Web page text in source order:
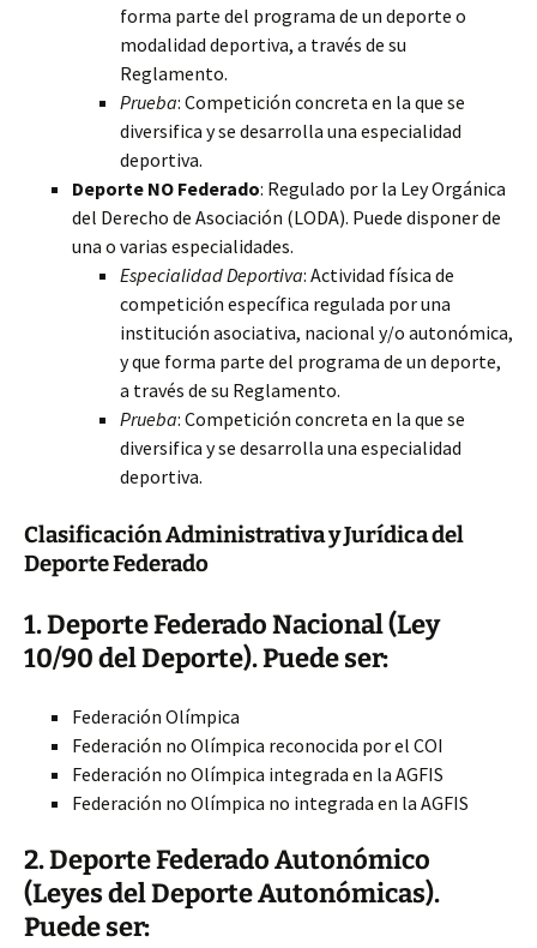
forma parte del programa de un deporte o
modalidad deportiva, a través de su
Reglamento.
Prueba: Competición concreta en la que se
diversifica y se desarrolla una especialidad
deportiva.
Deporte NO Federado: Regulado por la Ley Orgánica
del Derecho de Asociación (LODA). Puede disponer de
una o varias especialidades.
Especialidad Deportiva: Actividad física de
competición específica regulada por una
institución asociativa, nacional y/o autonómica,
y que forma parte del programa de un deporte,
a través de su Reglamento.
Prueba: Competición concreta en la que se
diversifica y se desarrolla una especialidad
deportiva.
Clasificación Administrativa y Jurídica del
Deporte Federado
1. Deporte Federado Nacional (Ley
10/90 del Deporte). Puede ser:
Federación Olímpica
Federación no Olímpica reconocida por el COI
Federación no Olímpica integrada en la AGFIS
Federación no Olímpica no integrada en la AGFIS
2. Deporte Federado Autonómico
(Leyes del Deporte Autonómicas).
Puede ser: